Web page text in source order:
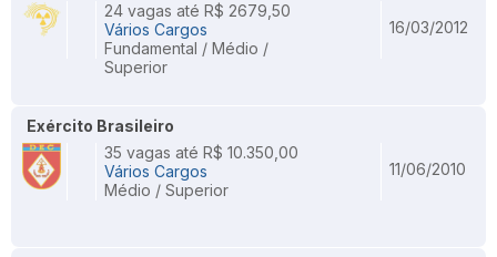
24 vagas até R$ 2679,50
Vários Cargos
Fundamental / Médio /
Superior
16/03/2012
Exército Brasileiro
35 vagas até R$ 10.350,00
Vários Cargos
Médio / Superior
11/06/2010